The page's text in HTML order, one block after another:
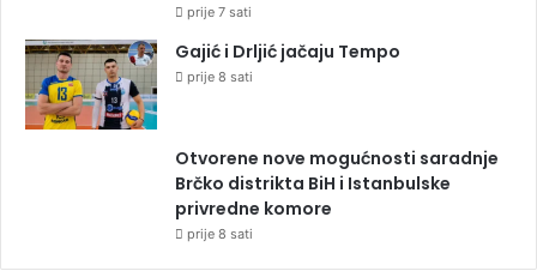
prije 7 sati
Gajić i Drljić jačaju Tempo
prije 8 sati
Otvorene nove mogućnosti saradnje
Brčko distrikta BiH i Istanbulske
privredne komore
prije 8 sati